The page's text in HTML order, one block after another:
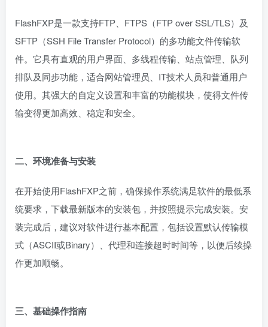
FlashFXP是一款支持FTP、FTPS（FTP over SSL/TLS）及
SFTP（SSH File Transfer Protocol）的多功能文件传输软
件。它具有直观的用户界面、多线程传输、站点管理、队列
排队及同步功能，适合网站管理员、IT技术人员和普通用户
使用。其强大的自定义设置和丰富的功能模块，使得文件传
输变得更加高效、稳定和安全。
二、环境准备与安装
在开始使用FlashFXP之前，确保操作系统满足软件的最低系
统要求，下载最新版本的安装包，并按照提示完成安装。安
装完成后，建议对软件进行基本配置，包括设置默认传输模
式（ASCII或Binary）、代理和连接超时时间等，以便后续操
作更加顺畅。
三、基础操作指南